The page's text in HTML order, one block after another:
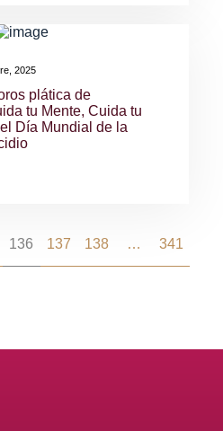
2025
plática de
tu Mente, Cuida tu
Día Mundial de la
136 137 138 … 341